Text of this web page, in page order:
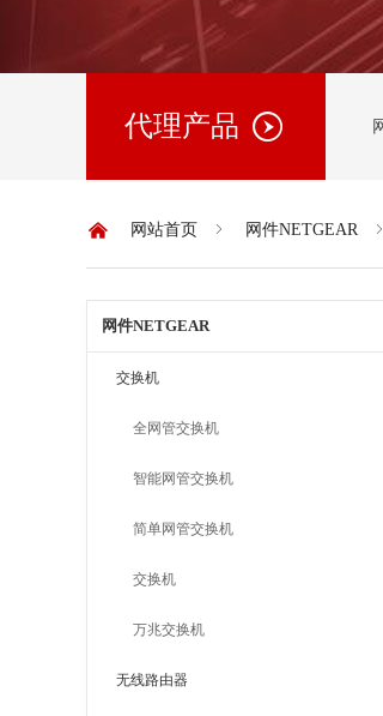
代理产品
낀 网站首页 ꁇ 网件NETGEAR ꁇ
网件NETGEAR
交换机
全网管交换机
智能网管交换机
简单网管交换机
交换机
万兆交换机
无线路由器